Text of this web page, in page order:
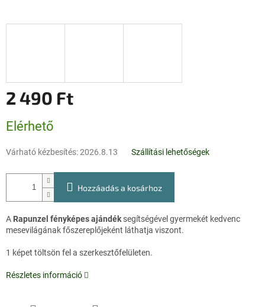
2 490 Ft
Elérhető
Várható kézbesítés:2026.8.13 Szállítási lehetőségek
Hozzáadás a kosárhoz
A Rapunzel fényképes ajándéksegítségével gyermekét kedvenc
mesevilágának főszereplőjeként láthatja viszont.
1 képet töltsön fel a szerkesztőfelületen.
Részletes információ